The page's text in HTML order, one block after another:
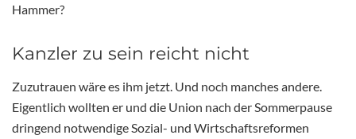
Hammer?
Kanzler zu sein reicht nicht
Zuzutrauen wäre es ihm jetzt. Und noch manches andere.
Eigentlich wollten er und die Union nach der Sommerpause
dringend notwendige Sozial- und Wirtschaftsreformen